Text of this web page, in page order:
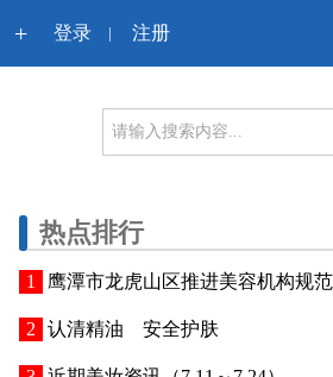
+ 登录 | 注册
热点排行
鹰潭市龙虎山区推进美容机构规
认清精油 安全护肤